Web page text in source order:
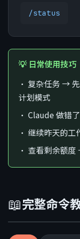
/status
💡 日常使用技巧
• 复杂任务 →
计划模式
• Claude 做错
• 继续昨天的
• 查看剩余额
📖完整命令